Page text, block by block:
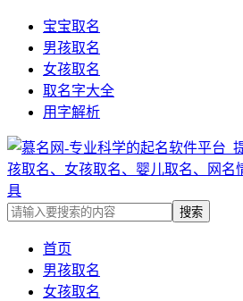
宝宝取名
男孩取名
女孩取名
取名字大全
用字解析
首页
男孩取名
女孩取名